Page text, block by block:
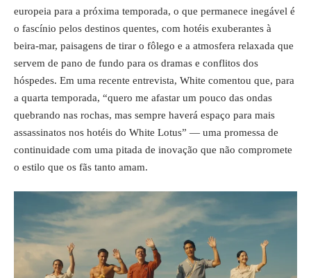
europeia para a próxima temporada, o que permanece inegável é
o fascínio pelos destinos quentes, com hotéis exuberantes à
beira-mar, paisagens de tirar o fôlego e a atmosfera relaxada que
servem de pano de fundo para os dramas e conflitos dos
hóspedes. Em uma recente entrevista, White comentou que, para
a quarta temporada, “quero me afastar um pouco das ondas
quebrando nas rochas, mas sempre haverá espaço para mais
assassinatos nos hotéis do White Lotus” — uma promessa de
continuidade com uma pitada de inovação que não compromete
o estilo que os fãs tanto amam.